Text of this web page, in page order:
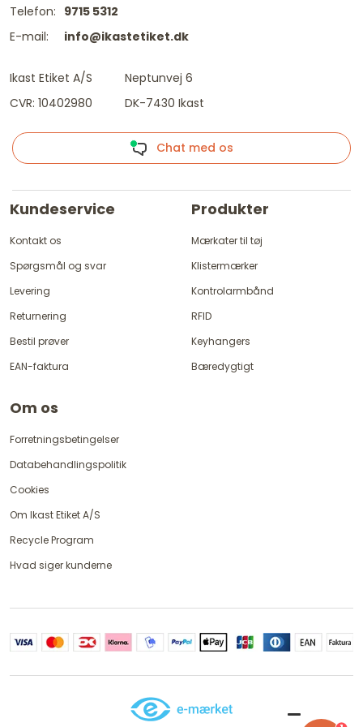
Telefon:
E-mail:
9715 5312
info@ikastetiket.dk
Ikast Etiket A/S
CVR: 10402980
Neptunvej 6
DK-7430 Ikast
Chat med os
Kundeservice
Kontakt os
Spørgsmål og svar
Levering
Returnering
Bestil prøver
EAN-faktura
Produkter
Mærkater til tøj
Klistermærker
Kontrolarmbånd
RFID
Keyhangers
Bæredygtigt
Om os
Forretningsbetingelser
Databehandlingspolitik
Cookies
Om Ikast Etiket A/S
Recycle Program
Hvad siger kunderne